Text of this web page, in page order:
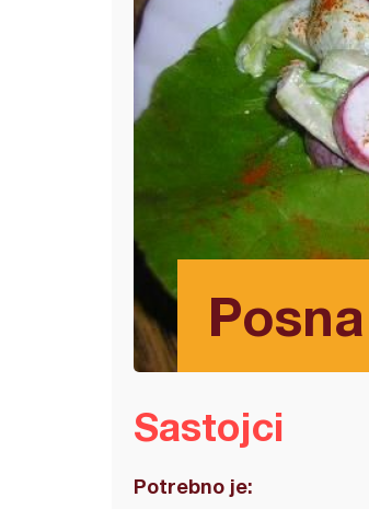
Sastojci
Potrebno je: